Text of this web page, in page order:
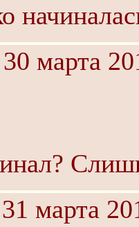
марта
марта